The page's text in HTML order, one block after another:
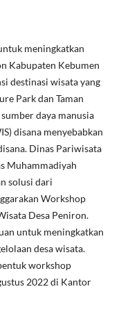
meningkatkan
Kabupaten Kebumen
destinasi wisata yang
Park dan Taman
daya manusia
disana menyebabkan
Dinas Pariwisata
Muhammadiyah
solusi dari
Workshop
Desa Peniron.
untuk meningkatkan
desa wisata.
workshop
2022 di Kantor